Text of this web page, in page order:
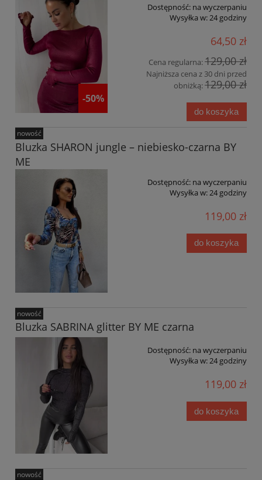
-50%
Dostępność: na wyczerpaniu
Wysyłka w:24 godziny
64,50 zł
Cena regularna:129,00 zł
Najniższa cena z 30 dni przed
obniżką:129,00 zł
do koszyka
Bluzka SHARON jungle – niebiesko-czarna BY
ME
Dostępność: na wyczerpaniu
Wysyłka w:24 godziny
119,00 zł
do koszyka
nowość
Bluzka SABRINA glitter BY ME czarna
Dostępność: na wyczerpaniu
Wysyłka w:24 godziny
119,00 zł
do koszyka
nowość
nowość